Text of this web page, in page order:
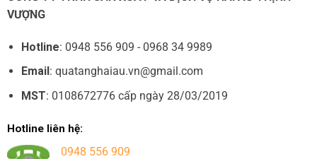
VƯỢNG
Hotline: 0948 556 909 - 0968 34 9989
Email : quatanghaiau.vn@gmail.com
MST: 0108672776 cấp ngày 28/03/2019
Hotline liên hệ:
0948 556 909